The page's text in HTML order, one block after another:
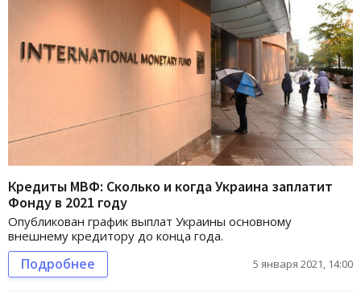
Кредиты МВФ: Сколько и когда Украина заплатит
Фонду в 2021 году
Опубликован график выплат Украины основному
внешнему кредитору до конца года.
Подробнее 5 января 2021, 14:00